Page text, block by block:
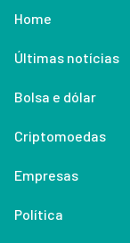
Home
Últimas notícias
Bolsa e dólar
Criptomoedas
Empresas
Política